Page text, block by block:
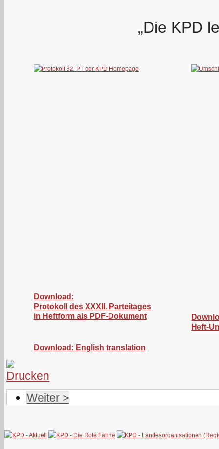
„Die KPD
Download:
Protokoll des XXXII. Parteitages
in Heftform als PDF-Dokument
Download: English translation
Heft-
Weiter >